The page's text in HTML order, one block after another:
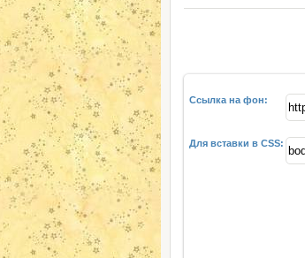
Ссылка на фон:
Для вставки в CSS: